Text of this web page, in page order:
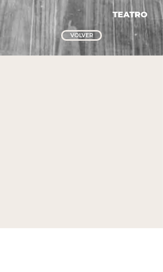
TEATRO
VOLVER